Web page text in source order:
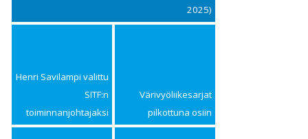
2025)
Henri Savilampi valittu
SITF:n
toiminnanjohtajaksi
Värivyöliikesarjat
pilkottuna osiin